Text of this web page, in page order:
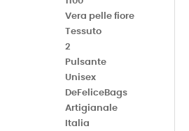
Vera pelle fiore
Tessuto
2
Pulsante
Unisex
DeFeliceBags
Artigianale
Italia